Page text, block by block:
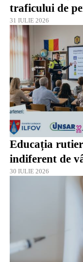
traficului de
31 IULIE 2026
Educația
indiferent de
30 IULIE 2026